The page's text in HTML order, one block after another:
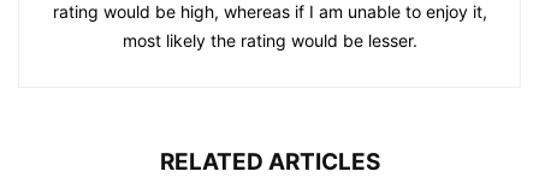
rating would be high, whereas if I am unable to enjoy it,
most likely the rating would be lesser.
RELATED ARTICLES